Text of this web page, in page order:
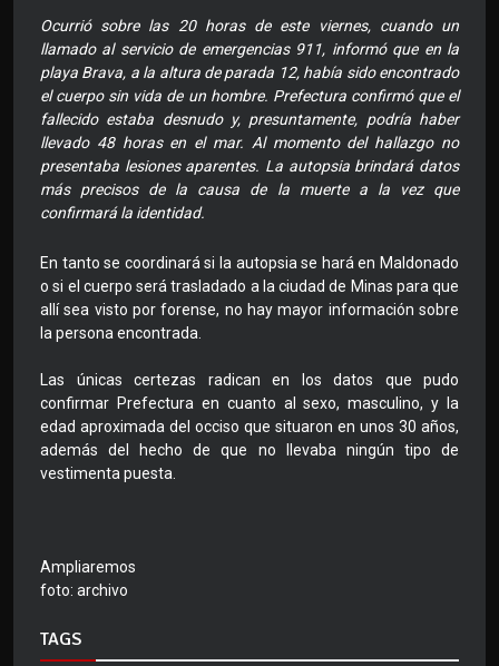
Ocurrió sobre las 20 horas de este viernes, cuando un
llamado al servicio de emergencias 911, informó que en la
playa Brava, a la altura de parada 12, había sido encontrado
el cuerpo sin vida de un hombre. Prefectura confirmó que el
fallecido estaba desnudo y, presuntamente, podría haber
llevado 48 horas en el mar. Al momento del hallazgo no
presentaba lesiones aparentes. La autopsia brindará datos
más precisos de la causa de la muerte a la vez que
confirmará la identidad.
En tanto se coordinará si la autopsia se hará en Maldonado
o si el cuerpo será trasladado a la ciudad de Minas para que
allí sea visto por forense, no hay mayor información sobre
la persona encontrada.
Las únicas certezas radican en los datos que pudo
confirmar Prefectura en cuanto al sexo, masculino, y la
edad aproximada del occiso que situaron en unos 30 años,
además del hecho de que no llevaba ningún tipo de
vestimenta puesta.
Ampliaremos
foto: archivo
TAGS